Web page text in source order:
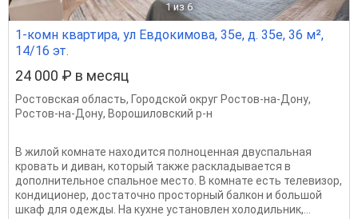
1 из 6
1-комн квартира, ул Евдокимова, 35е, д. 35е, 36 м²,
14/16 эт.
24 000 ₽ в месяц
Ростовская область, Городской округ Ростов-на-Дону,
Ростов-на-Дону, Ворошиловский р-н
В жилой комнате находится полноценная двуспальная
кровать и диван, который также раскладывается в
дополнительное спальное место. В комнате есть телевизор,
кондиционер, достаточно просторный балкон и большой
шкаф для одежды. На кухне установлен холодильник,...